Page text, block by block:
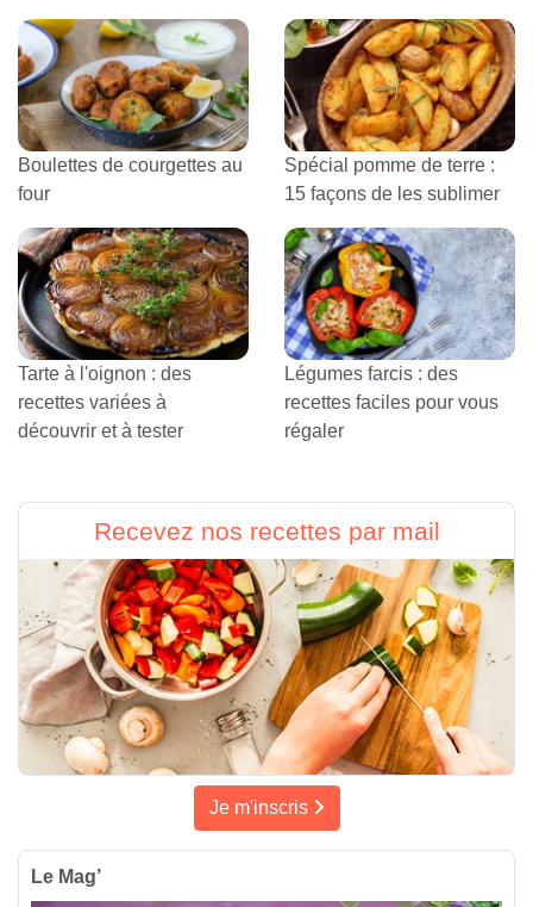
Boulettes de courgettes au
four
Spécial pomme de terre :
15 façons de les sublimer
Tarte à l'oignon : des
recettes variées à
découvrir et à tester
Légumes farcis : des
recettes faciles pour vous
régaler
Recevez nos recettes par mail
Je m'inscris
Le Mag’